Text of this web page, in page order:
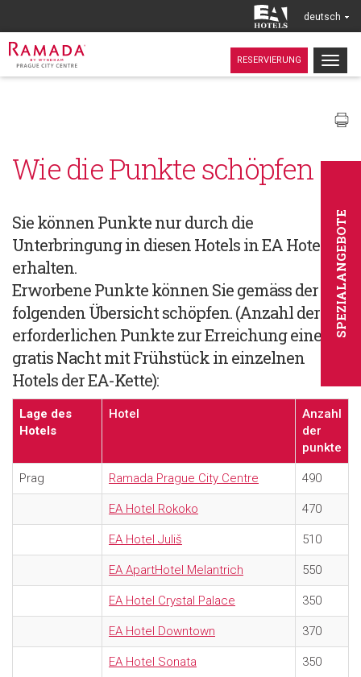
deutsch
RESERVIERUNG
SPEZIALANGEBOTE
Wie die Punkte schöpfen
Sie können Punkte nur durch die
Unterbringung in diesen Hotels in EA Hotels
erhalten.
Erworbene Punkte können Sie gemäss der
folgenden Übersicht schöpfen. (Anzahl der
erforderlichen Punkte zur Erreichung einer
gratis Nacht mit Frühstück in einzelnen
Hotels der EA-Kette):
Lage des
Hotels
Hotel
Anzahl
der
punkte
Prag Ramada Prague City Centre 490
EA Hotel Rokoko 470
EA Hotel Juliš 510
EA ApartHotel Melantrich 550
EA Hotel Crystal Palace 350
EA Hotel Downtown 370
EA Hotel Sonata 350